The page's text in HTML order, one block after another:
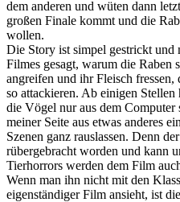
dem anderen und wüten dann
großen Finale kommt und die
wollen.
Die Story ist simpel gestrickt und
Filmes gesagt, warum die Raben
angreifen und ihr Fleisch fressen,
so attackieren. Ab einigen Stellen
die Vögel nur aus dem Computer
meiner Seite aus etwas anderes
Szenen ganz rauslassen. Denn
rübergebracht worden und kann
Tierhorrors werden dem Film
Wenn man ihn nicht mit den
eigenständiger Film ansieht, ist